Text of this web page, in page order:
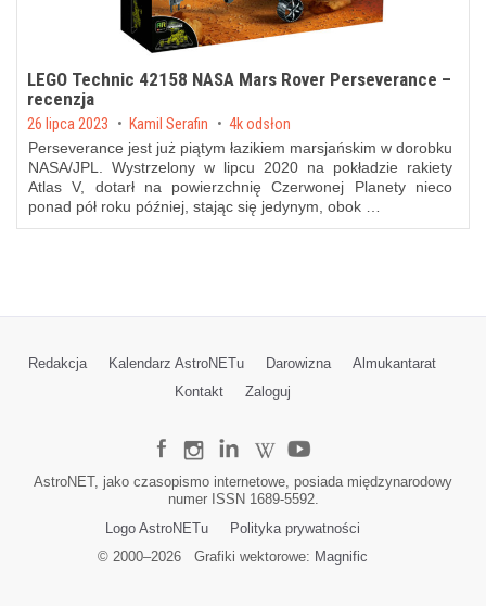
LEGO Technic 42158 NASA Mars Rover Perseverance –
recenzja
Posted on
26 lipca 2023 byKamil Serafin 4k odsłon
Perseverance jest już piątym łazikiem marsjańskim w dorobku
NASA/JPL. Wystrzelony w lipcu 2020 na pokładzie rakiety
Atlas V, dotarł na powierzchnię Czerwonej Planety nieco
ponad pół roku później, stając się jedynym, obok …
Redakcja Kalendarz AstroNETu Darowizna
Almukantarat
Kontakt
Zaloguj
AstroNET, jako czasopismo internetowe, posiada międzynarodowy
numer ISSN 1689-5592.
Logo AstroNETu
Polityka prywatności
© 2000–2026Grafiki wektorowe: Magnific